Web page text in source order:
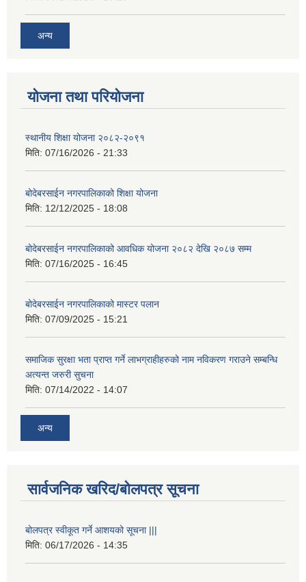
अन्य
योजना तथा परियोजना
स्थानीय शिक्षा योजना २०८२-२०९१
मिति: 07/16/2026 - 21:33
बोदेबरसाईन नगरपालिकाको शिक्षा योजना
मिति: 12/12/2025 - 18:08
बोदेबरसाईन नगरपालिकाको आवधिक योजना २०८२ देखि २०८७ सम्म
मिति: 07/16/2025 - 16:45
बोदेबरसाईन नगरपालिकाको मास्टर पलान
मिति: 07/09/2025 - 15:21
समाजिक सुरक्षा भता प्राप्त गर्ने लाभग्राहीहरुको नाम नविकरण गराउने सम्बन्धि
अत्यन्त जरुरी सुचना
मिति: 07/14/2022 - 14:07
अन्य
सार्वजनिक खरिद/बोलपत्र सूचना
बोलपत्र स्वीकूत गर्ने आशयको सूचना |||
मिति: 06/17/2026 - 14:35